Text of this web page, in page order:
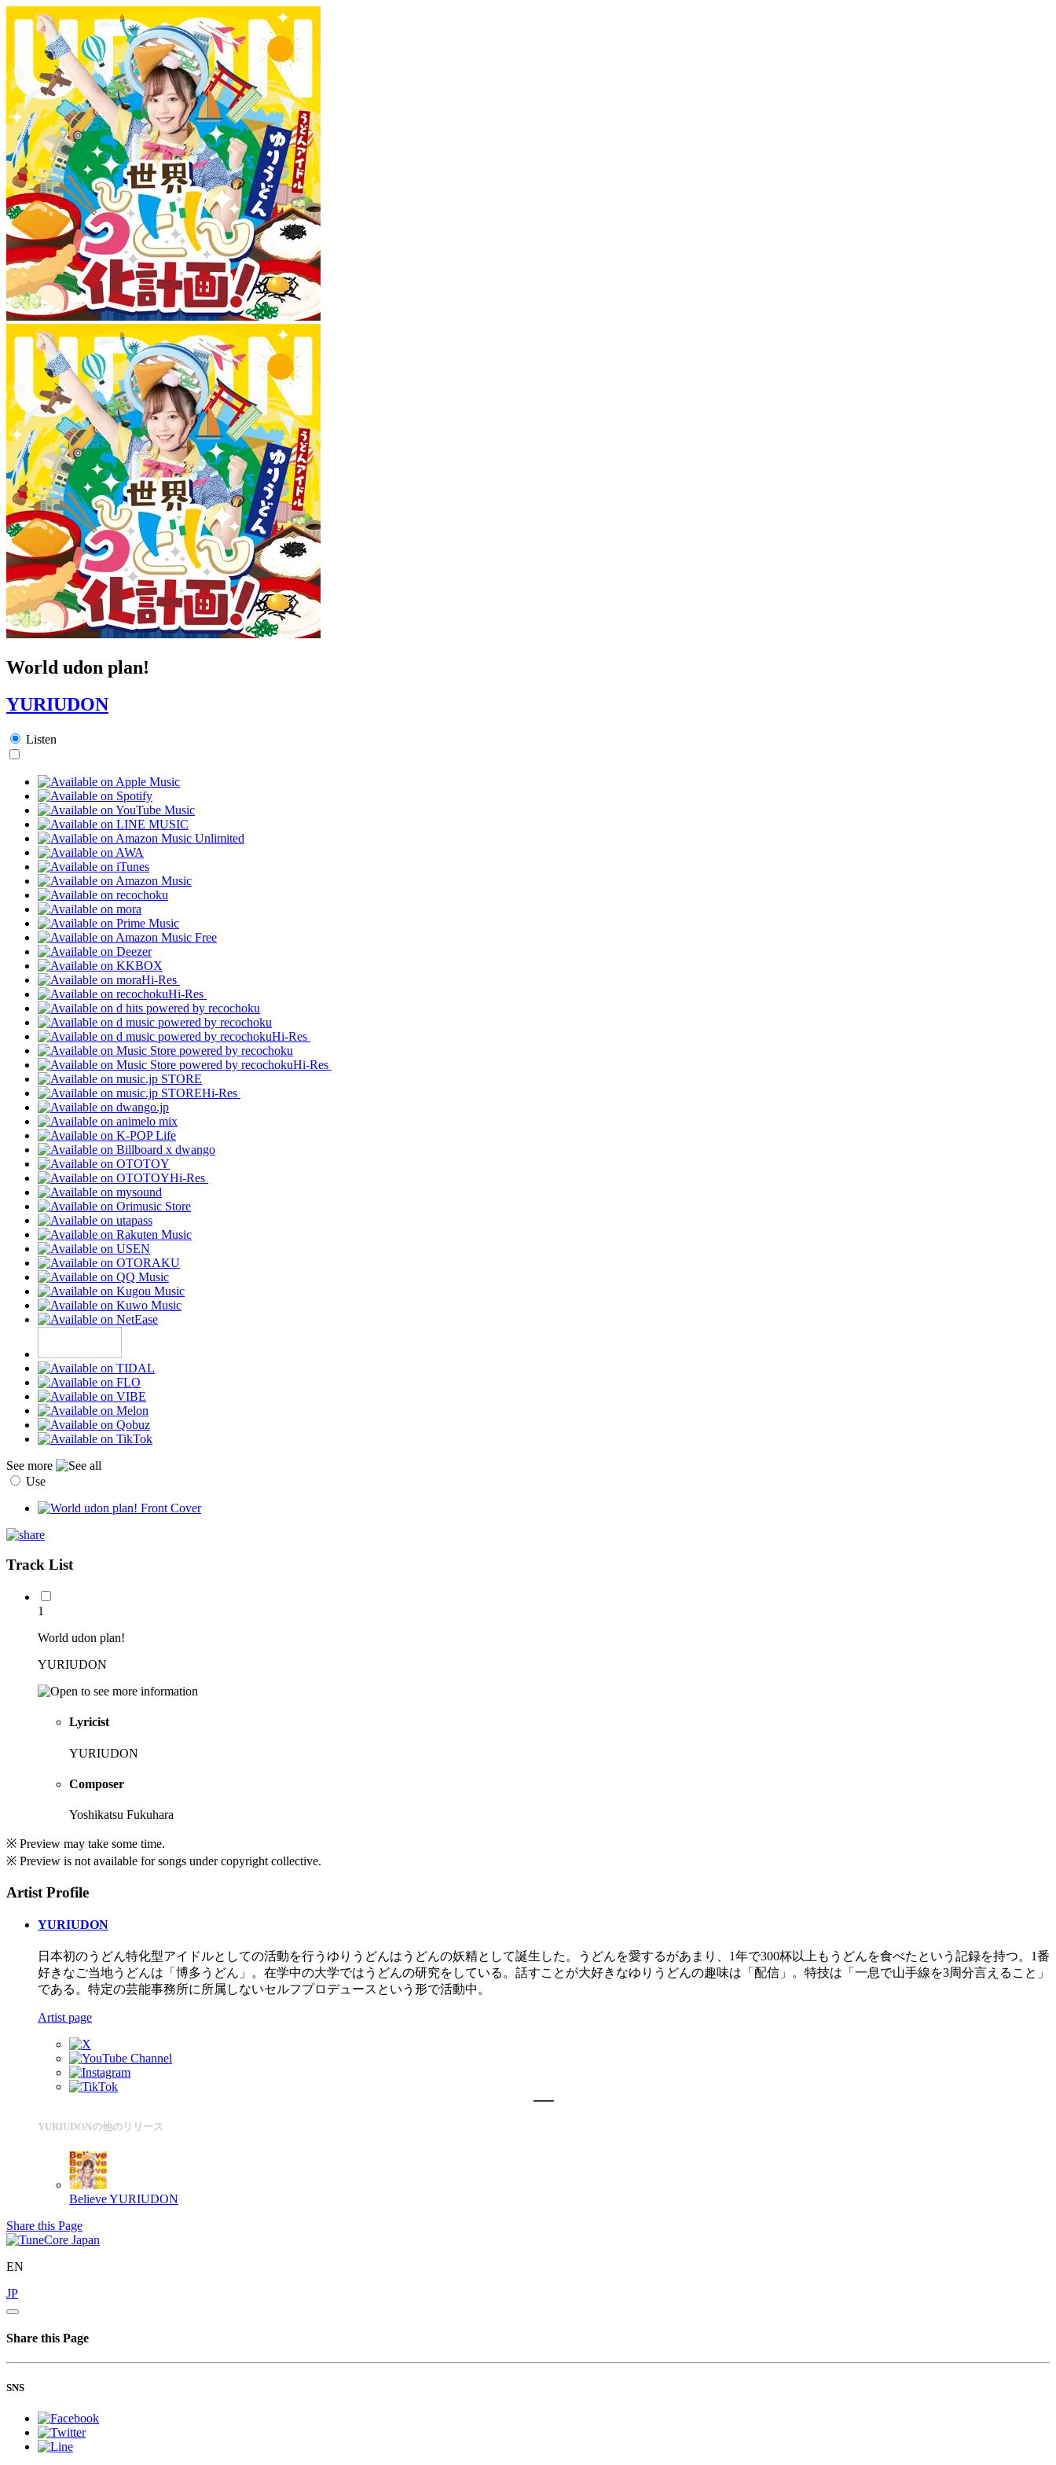
World udon plan!
YURIUDON
Listen
Hi-Res
Hi-Res
Hi-Res
Hi-Res
Hi-Res
Hi-Res
See more
Use
Track List
1
World udon plan!
YURIUDON
Lyricist
YURIUDON
Composer
Yoshikatsu Fukuhara
※ Preview may take some time.
※ Preview is not available for songs under copyright collective.
Artist Profile
YURIUDON
日本初のうどん特化型アイドルとしての活動を行うゆりうどんはうどんの妖精として誕生した。うどんを愛するがあまり、1年で300杯以上もうどんを食べたという記録を持つ。1番
好きなご当地うどんは「博多うどん」。在学中の大学ではうどんの研究をしている。話すことが大好きなゆりうどんの趣味は「配信」。特技は「一息で山手線を3周分言えること」
である。特定の芸能事務所に所属しないセルフプロデュースという形で活動中。
Artist page
YURIUDONの他のリリース
BelieveYURIUDON
Share this Page
EN
JP
Share this Page
SNS